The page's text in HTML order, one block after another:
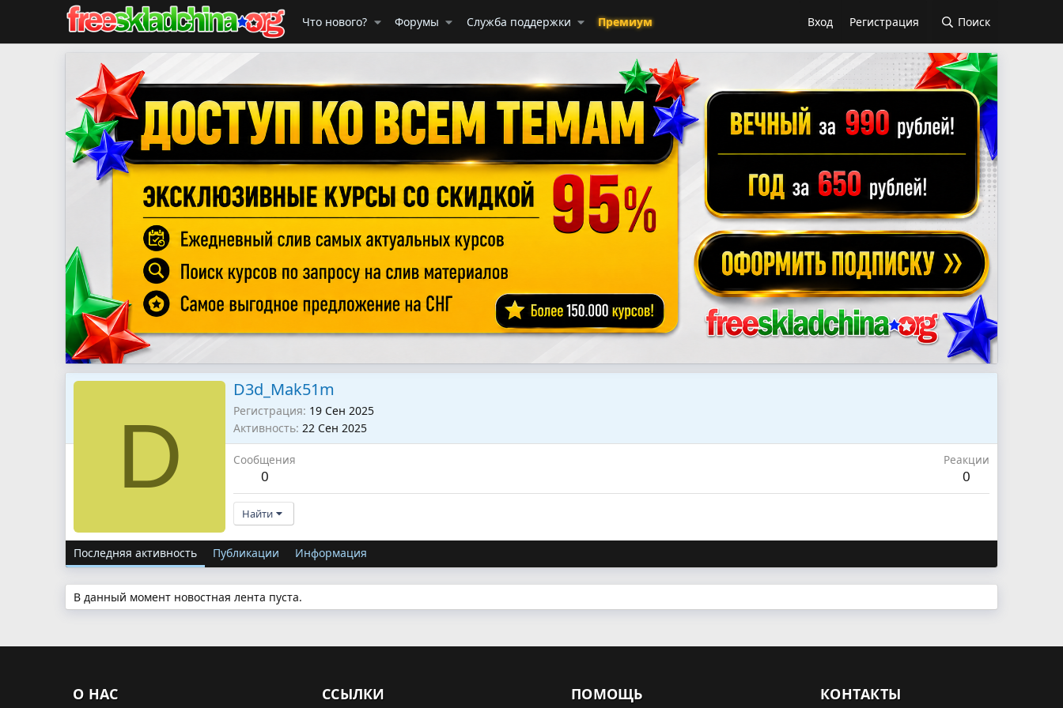
Что нового? Форумы Служба поддержки Премиум Вход Регистрация Поиск
D
D3d_Mak51m
Регистрация 19 Сен 2025
Активность 22 Сен 2025
Сообщения
0
Реакции
0
Найти
Последняя активность Публикации Информация
В данный момент новостная лента пуста.
О НАС ССЫЛКИ ПОМОЩЬ КОНТАКТЫ